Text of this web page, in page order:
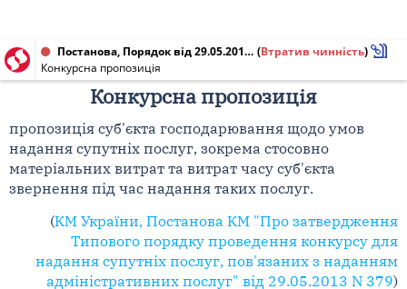
Постанова, Порядок від 29.05.2013 № 379 (Втратив чинність)
Конкурсна пропозиція